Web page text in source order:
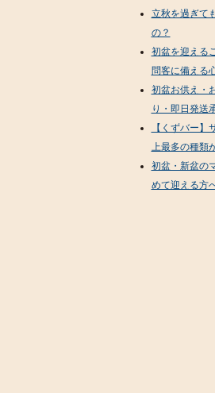
立秋を過ぎて
の？
初盆を迎える
問客に備える
初盆お供え・
り・即日発送
【くずバー】
上最多の種類
初盆・新盆の
めて迎える方